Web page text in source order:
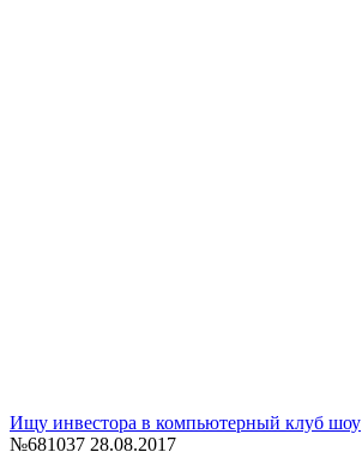
Ищу инвестора в компьютерный клуб шоу
№681037 28.08.2017